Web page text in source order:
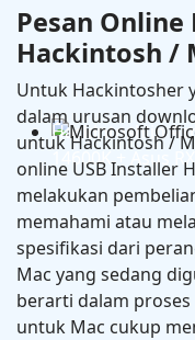
Hackintosh in
14600K + Asus
Pesan
Hackintosh /
Untuk Hackintosher
dalam urusan
untuk Hackintosh /
online USB Installer
melakukan
memahami atau
spesifikasi dari
Mac yang sedang
berarti dalam
untuk Mac cukup